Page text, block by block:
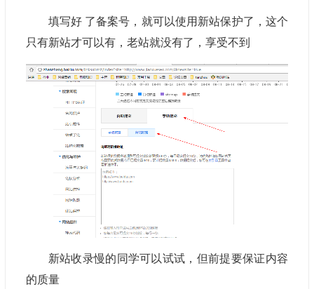
填写好 了备案号，就可以使用新站保护了，这个
只有新站才可以有，老站就没有了，享受不到
新站收录慢的同学可以试试，但前提要保证内容
的质量